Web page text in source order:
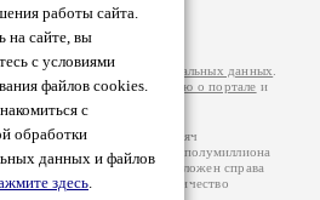
работы сайта.
на сайте, вы
с условиями
файлов cookies.
с
обработки
данных и файлов
здесь.
Ответственность за
самостоятельно на
изаконодательства
Политики обработки персональных данных
более подробнуюинформацию о портале и
Проза.ру – порядка 100 тысяч
сумме просматривают более полумиллиона
который расположен справа
указано по две цифры: количество